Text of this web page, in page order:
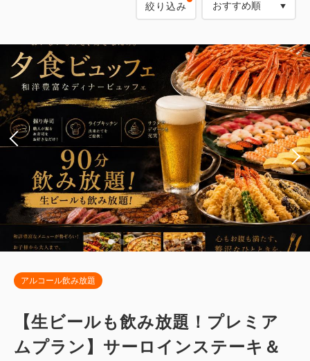
絞り込み
アルコール飲み放題
【生ビールも飲み放題！プレミア
ムプラン】サーロインステーキ＆